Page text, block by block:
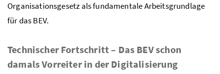
Organisationsgesetz als fundamentale Arbeitsgrundlage
für das BEV.
Technischer Fortschritt – Das BEV schon
damals Vorreiter in der Digitalisierung